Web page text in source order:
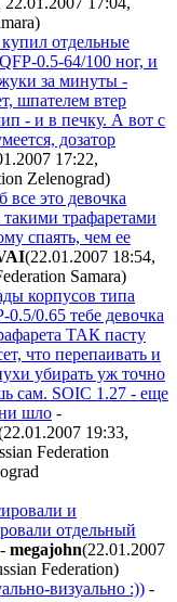
)
отдельные
0.5-64/100 ног, и
за минуты -
шпателем втер
- и в печку. А вот с
дозатор
17:22,
)
все это девочка
такими трафаретами
спаять, чем ее
(22.01.2007 18:54,
)
корпусов типа
0.5/0.65 тебе девочка
ТАК пасту
что перепаивать и
убирать уж точно
сам. SOIC 1.27 - еще
шло -
19:33,
и
отдельный
- megajohn(22.01.2007
)
визуально :)) -